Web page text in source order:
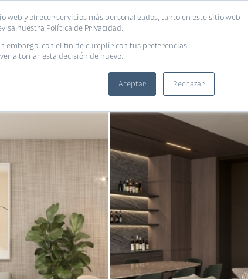
web y ofrecer servicios más personalizados, tanto en este sitio web
nuestra Política de Privacidad.
embargo, con el fin de cumplir con tus preferencias,
a tomar esta decisión de nuevo.
Aceptar Rechazar
Blog Encuentra tu vivienda ideal